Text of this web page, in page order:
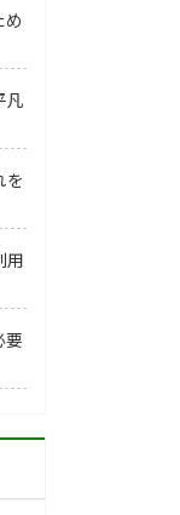
め
凡
を
用
要